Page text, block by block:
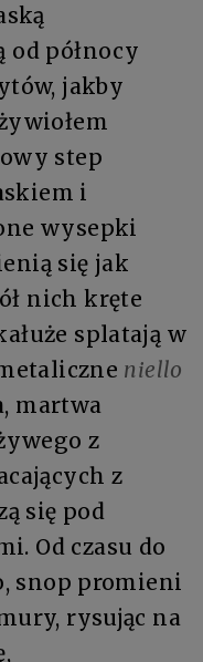
od północy
jakby
step
i
wysepki
się jak
nich kręte
splatają w
niello
martwa
z
z
się pod
Od czasu do
snop promieni
rysując na